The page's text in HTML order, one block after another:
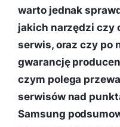
warto jednak
jakich narzędzi czy
serwis, oraz czy po
gwarancję
czym polega
serwisów nad
Samsung